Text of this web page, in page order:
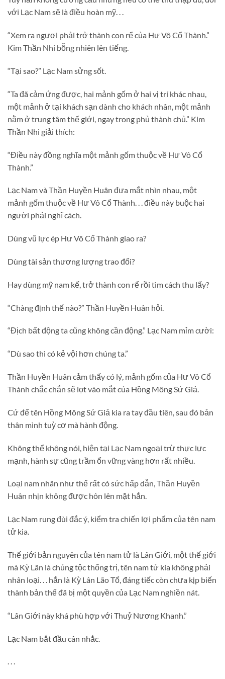
với Lạc Nam sẽ là điều hoàn mỹ. . .
“Xem ra ngươi phải trở thành con rể của Hư Vô Cổ Thành.”
Kim Thần Nhi bỗng nhiên lên tiếng.
“Tại sao?” Lạc Nam sửng sốt.
“Ta đã cảm ứng được, hai mảnh gốm ở hai vị trí khác nhau,
một mảnh ở tại khách sạn dành cho khách nhân, một mảnh
nằm ở trung tâm thế giới, ngay trong phủ thành chủ.” Kim
Thần Nhi giải thích:
“Điều này đồng nghĩa một mảnh gốm thuộc về Hư Vô Cổ
Thành.”
Lạc Nam và Thần Huyền Huân đưa mắt nhìn nhau, một
mảnh gốm thuộc về Hư Vô Cổ Thành. . . điều này buộc hai
người phải nghĩ cách.
Dùng vũ lực ép Hư Vô Cổ Thành giao ra?
Dùng tài sản thương lượng trao đổi?
Hay dùng mỹ nam kế, trở thành con rể rồi tìm cách thu lấy?
“Chàng định thế nào?” Thần Huyền Huân hỏi.
“Địch bất động ta cũng không cần động.” Lạc Nam mỉm cười:
“Dù sao thì có kẻ vội hơn chúng ta.”
Thần Huyền Huân cảm thấy có lý, mảnh gốm của Hư Vô Cổ
Thành chắc chắn sẽ lọt vào mắt của Hồng Mông Sứ Giả.
Cứ để tên Hồng Mông Sứ Giả kia ra tay đầu tiên, sau đó bản
thân mình tuỳ cơ mà hành động.
Không thể không nói, hiện tại Lạc Nam ngoại trừ thực lực
mạnh, hành sự cũng trầm ổn vững vàng hơn rất nhiều.
Loại nam nhân như thế rất có sức hấp dẫn, Thần Huyền
Huân nhịn không được hôn lên mặt hắn.
Lạc Nam rung đùi đắc ý, kiểm tra chiến lợi phẩm của tên nam
tử kia.
Thế giới bản nguyên của tên nam tử là Lân Giới, một thế giới
mà Kỳ Lân là chủng tộc thống trị, tên nam tử kia không phải
nhân loại. . . hắn là Kỳ Lân Lão Tổ, đáng tiếc còn chưa kịp biến
thành bản thể đã bị một quyền của Lạc Nam nghiền nát.
“Lân Giới này khá phù hợp với Thuỷ Nương Khanh.”
Lạc Nam bắt đầu cân nhắc.
. . .